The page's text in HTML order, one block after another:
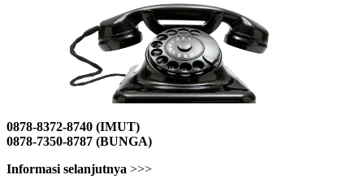
0878-8372-8740 (IMUT)
0878-7350-8787 (BUNGA)
Informasi selanjutnya >>>